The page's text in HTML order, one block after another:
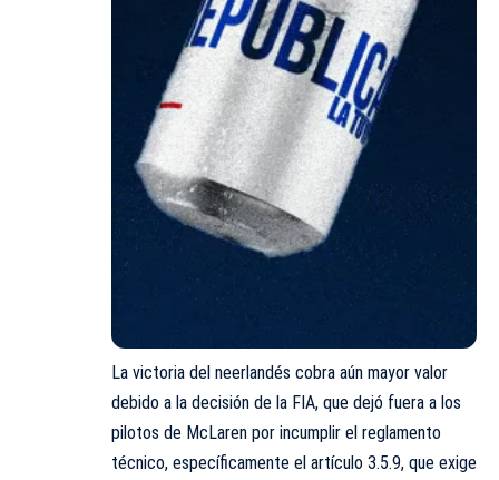
La victoria del neerlandés cobra aún mayor valor
debido a la decisión de la FIA, que dejó fuera a los
pilotos de McLaren por incumplir el reglamento
técnico, específicamente el artículo 3.5.9, que exige